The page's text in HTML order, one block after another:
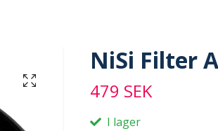
NiSi Filter
479 SEK
I lager